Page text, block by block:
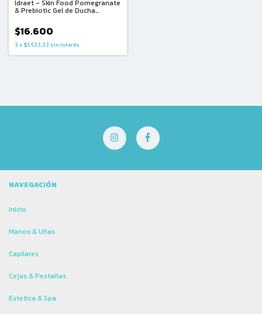
Idraet - Skin Food Pomegranate
& Prebiotic Gel de Ducha
Antioxidante - Hidratación
Prebiótica (190g)
$16.600
3 x $5.533,33 sin interés
NAVEGACIÓN
Inicio
Manos & Uñas
Capilares
Cejas & Pestañas
Estetica & Spa